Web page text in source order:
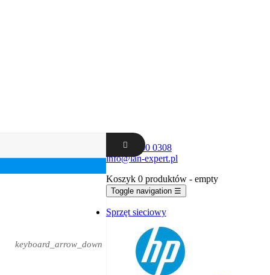
keyboard_arrow_down
+48 62 300 0308
info@lan-expert.pl
Koszyk 0 produktów - empty
Toggle navigation ☰
Sprzęt sieciowy